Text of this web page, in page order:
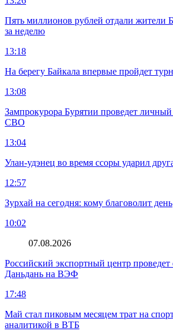
Пять миллионов рублей отдали жители
за неделю
13:18
На берегу Байкала впервые пройдет
13:08
Зампрокурора Бурятии проведет
СВО
13:04
Улан-удэнец во время ссоры ударил
12:57
Зурхай на сегодня: кому благоволит день
10:02
07.08.2026
Российский экспортный центр проведет
Даньдань на ВЭФ
17:48
Май стал пиковым месяцем трат на
аналитикой в ВТБ